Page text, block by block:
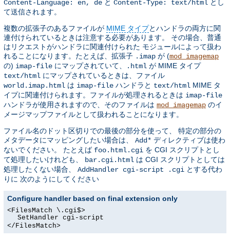
Content-Language: en, de と Content-Type: text/html とし
て送信されます。
複数の拡張子のあるファイルが MIME タイプとハンドラの両方に関
連付けられているときは注意する必要があります。 その場合、普通
はリクエストがハンドラに関連付けられた モジュールによって扱わ
れることになります。たとえば、拡張子 .imap が (mod_imagemap
の) imap-file にマップされていて、 .html が MIME タイプ
text/html にマップされているときは、ファイル
world.imap.html は imap-file ハンドラと text/html MIME タ
イプに関連付けられます。ファイルが処理されるときは imap-file
ハンドラが使用されますので、そのファイルは mod_imagemap のイ
メージマップファイルとして扱われることになります。
ファイル名のドット区切りでの最後の部分を使って、 特定の部分の
メタデータにマッピングしたい場合は、 Add* ディレクティブは使わ
ないでください。 たとえば foo.html.cgi を CGI スクリプトとし
て処理したいけれども、 bar.cgi.html は CGI スクリプトとしては
処理したくない場合、 AddHandler cgi-script .cgi とする代わ
りに 次のようにしてください
Configure handler based on final extension only
<FilesMatch \.cgi$>
SetHandler cgi-script
</FilesMatch>